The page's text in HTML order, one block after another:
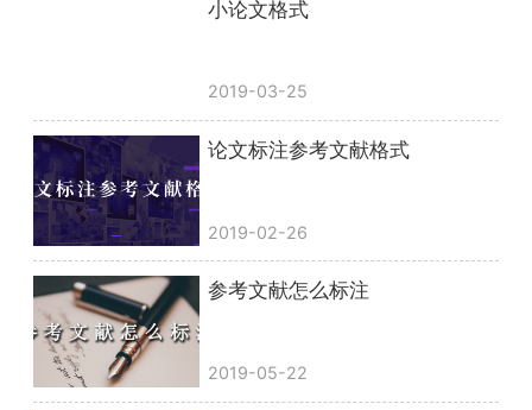
小论文格式
2019-03-25
论文标注参考文献格式
2019-02-26
参考文献怎么标注
2019-05-22